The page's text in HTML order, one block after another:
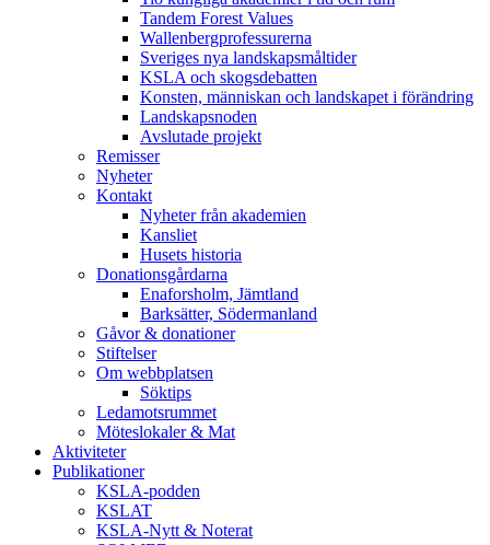
Tandem Forest Values
Wallenbergprofessurerna
Sveriges nya landskapsmåltider
KSLA och skogsdebatten
Konsten, människan och landskapet i förändring
Landskapsnoden
Avslutade projekt
Remisser
Nyheter
Kontakt
Nyheter från akademien
Kansliet
Husets historia
Donationsgårdarna
Enaforsholm, Jämtland
Barksätter, Södermanland
Gåvor & donationer
Stiftelser
Om webbplatsen
Söktips
Ledamotsrummet
Möteslokaler & Mat
Aktiviteter
Publikationer
KSLA-podden
KSLAT
KSLA-Nytt & Noterat